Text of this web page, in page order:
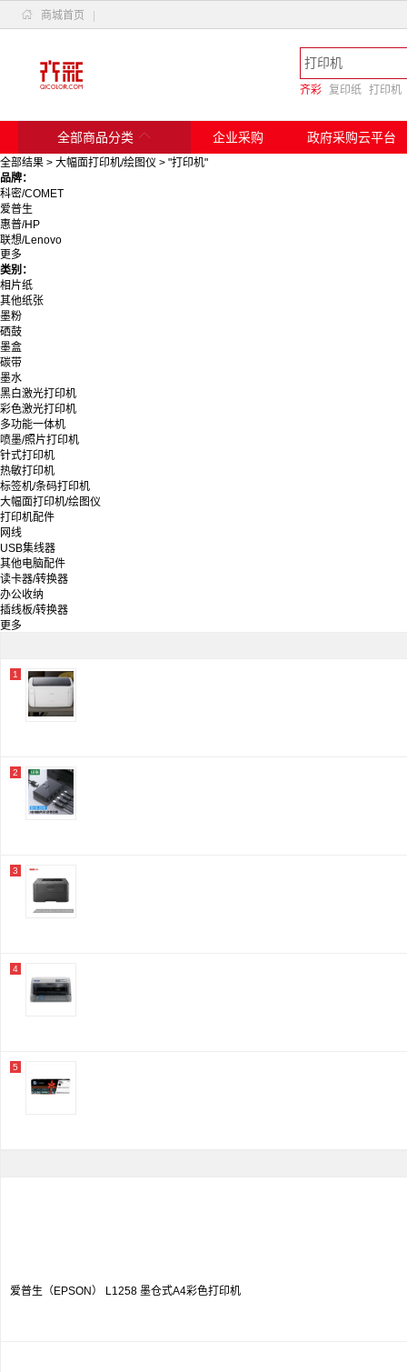
 商城首页
齐彩 复印纸 打印机
全部商品分类  企业采购 政府采购云平台
全部结果 > 大幅面打印机/绘图仪 > "打印机"
品牌：
科密/COMET
爱普生
惠普/HP
联想/Lenovo
佳能/Canon
奔图
得实
惠普
格之格
天姝
绿联/Ugreen
京瓷/Kyocera
爱普生/Epson
天威/PRINT－RITE
中盈/zhongying
格之格
富士通/Fujitsu
台半/TSC
斑马
兄弟
实达
京呈
言鼎
映美
汉印/HPRT
毕亚兹
金印典
爱立熊
佳能
标拓
富士施乐/Fuji Xerox
更多
类别：
相片纸
其他纸张
墨粉
硒鼓
墨盒
碳带
墨水
黑白激光打印机
彩色激光打印机
多功能一体机
喷墨/照片打印机
针式打印机
热敏打印机
标签机/条码打印机
大幅面打印机/绘图仪
打印机配件
网线
USB集线器
其他电脑配件
读卡器/转换器
办公收纳
插线板/转换器
更多
1
2
3
4
5
爱普生（EPSON） L1258 墨仓式A4彩色打印机